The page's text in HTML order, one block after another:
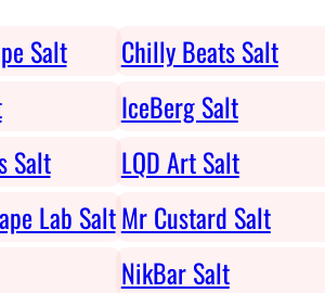
Salt
Chilly Beats Salt
IceBerg Salt
Salt
LQD Art Salt
Lab SaltMr Custard Salt
NikBar Salt